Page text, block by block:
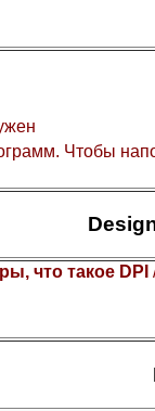
Чтобы
что такое DPI